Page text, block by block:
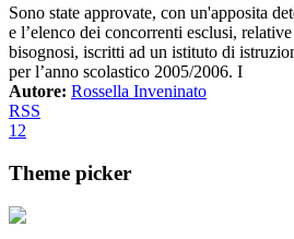
Sono state approvate, con un'apposita
e l’elenco dei concorrenti esclusi,
bisognosi, iscritti ad un istituto di
per l’anno scolastico 2005/2006. I
Autore: Rossella Inveninato
RSS
12
Theme picker